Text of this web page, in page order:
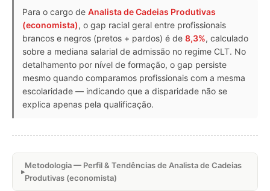
Para o cargo de Analista de Cadeias Produtivas
(economista), o gap racial geral entre profissionais
brancos e negros (pretos + pardos) é de 8,3%, calculado
sobre a mediana salarial de admissão no regime CLT. No
detalhamento por nível de formação, o gap persiste
mesmo quando comparamos profissionais com a mesma
escolaridade — indicando que a disparidade não se
explica apenas pela qualificação.
Metodologia — Perfil & Tendências de Analista de Cadeias
Produtivas (economista)